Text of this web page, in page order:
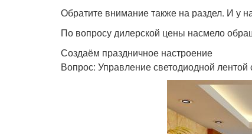
Обратите внимание также на раздел. И у
По вопросу дилерской цены насмело
Создаём праздничное настроение
Вопрос: Управление светодиодной